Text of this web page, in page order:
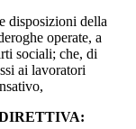
disposizioni della
operate, a
sociali; che, di
ai lavoratori